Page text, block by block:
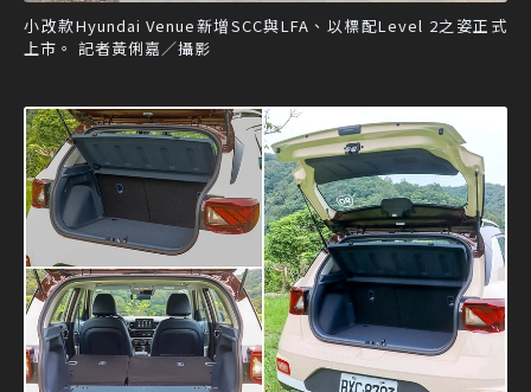
小改款Hyundai Venue新增SCC與LFA、以標配Level 2之姿正式
上市。 記者黃俐嘉／攝影